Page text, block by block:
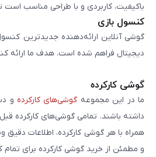
باکیفیت، کاربردی و با طراحی مناسب است
کنسول بازی
گوشی آنلاین ارائه‌دهنده جدیدترین
دیجیتال فراهم شده است. هدف ما ارائه
گوشی کارکرده
ما در این مجموعه گوشی‌های کارکرده و
داشته باشند. تمامی گوشی‌های کارکرده
همراه با هر گوشی کارکرده، اطلاعات دقیق
و مطمئن از خرید گوشی کارکرده برای تمام